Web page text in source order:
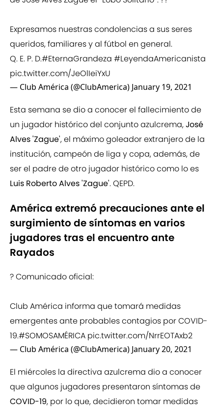
Expresamos nuestras condolencias a sus seres
queridos, familiares y al fútbol en general.
Q. E. P. D.#EternaGrandeza #LeyendaAmericanista
pic.twitter.com/JeOlIeiYxU
— Club América (@ClubAmerica) January 19, 2021
Esta semana se dio a conocer el fallecimiento de
un jugador histórico del conjunto azulcrema,José
Alves 'Zague', el máximo goleador extranjero de la
institución, campeón de liga y copa, además, de
ser el padre de otro jugador histórico como lo es
Luis Roberto Alves 'Zague'. QEPD.
América extremó precauciones ante el
surgimiento de síntomas en varios
jugadores tras el encuentro ante
Rayados
? Comunicado oficial:
Club América informa que tomará medidas
emergentes ante probables contagios por COVID-
19.#SOMOSAMÉRICA pic.twitter.com/NrrEOTAxb2
— Club América (@ClubAmerica) January 20, 2021
El miércoles la directiva azulcrema dio a conocer
que algunos jugadores presentaron síntomas de
COVID-19, por lo que, decidieron tomar medidas